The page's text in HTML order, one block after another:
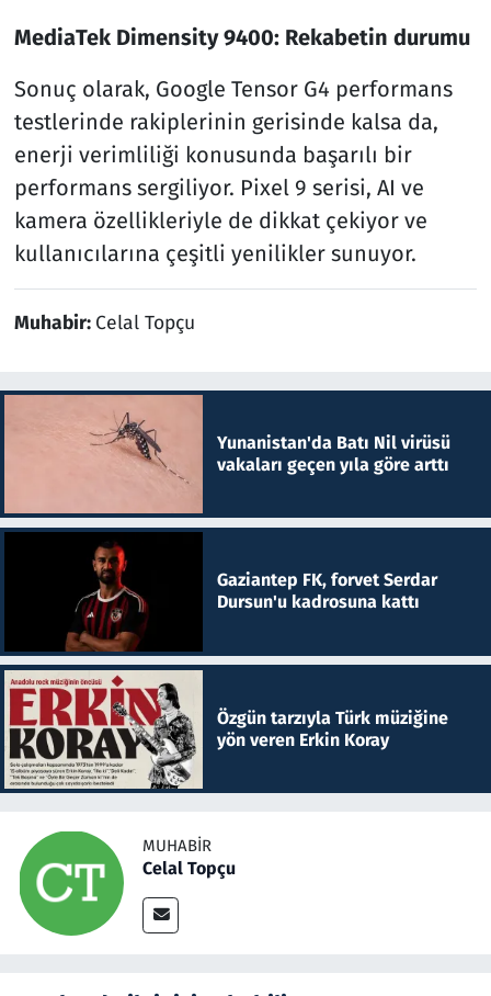
MediaTek Dimensity 9400: Rekabetin durumu
Sonuç olarak, Google Tensor G4 performans
testlerinde rakiplerinin gerisinde kalsa da,
enerji verimliliği konusunda başarılı bir
performans sergiliyor. Pixel 9 serisi, AI ve
kamera özellikleriyle de dikkat çekiyor ve
kullanıcılarına çeşitli yenilikler sunuyor.
Muhabir: Celal Topçu
Yunanistan'da Batı Nil virüsü
vakaları geçen yıla göre arttı
Gaziantep FK, forvet Serdar
Dursun'u kadrosuna kattı
Özgün tarzıyla Türk müziğine
yön veren Erkin Koray
MUHABIR
Celal Topçu